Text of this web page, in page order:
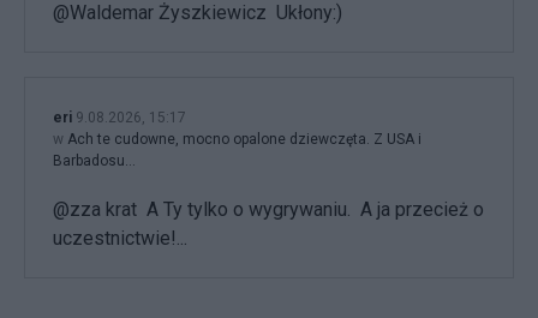
@Waldemar Żyszkiewicz Ukłony:)
eri 9.08.2026, 15:17
w Ach te cudowne, mocno opalone dziewczęta. Z USA i
Barbadosu…
@zza krat A Ty tylko o wygrywaniu. A ja przecież o
uczestnictwie!...